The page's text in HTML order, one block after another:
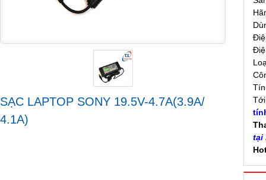
SẠC LAPTOP SONY 19.5V-4.7A(3.9A/
4.1A)
tại